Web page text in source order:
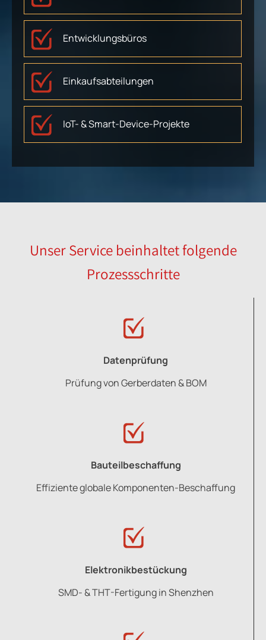
Entwicklungsbüros
Einkaufsabteilungen
IoT- & Smart-Device-Projekte
Unser Service beinhaltet folgende
Prozessschritte
Datenprüfung
Prüfung von Gerberdaten & BOM
Bauteilbeschaffung
Effiziente globale Komponenten-Beschaffung
Elektronikbestückung
SMD- & THT-Fertigung in Shenzhen